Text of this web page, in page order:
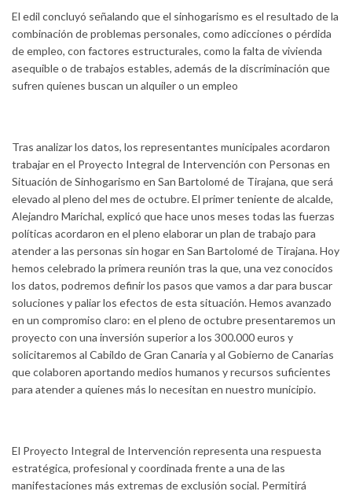
El edil concluyó señalando que el sinhogarismo es el resultado de la
combinación de problemas personales, como adicciones o pérdida
de empleo, con factores estructurales, como la falta de vivienda
asequible o de trabajos estables, además de la discriminación que
sufren quienes buscan un alquiler o un empleo
Tras analizar los datos, los representantes municipales acordaron
trabajar en el Proyecto Integral de Intervención con Personas en
Situación de Sinhogarismo en San Bartolomé de Tirajana, que será
elevado al pleno del mes de octubre. El primer teniente de alcalde,
Alejandro Marichal, explicó que hace unos meses todas las fuerzas
políticas acordaron en el pleno elaborar un plan de trabajo para
atender a las personas sin hogar en San Bartolomé de Tirajana. Hoy
hemos celebrado la primera reunión tras la que, una vez conocidos
los datos, podremos definir los pasos que vamos a dar para buscar
soluciones y paliar los efectos de esta situación. Hemos avanzado
en un compromiso claro: en el pleno de octubre presentaremos un
proyecto con una inversión superior a los 300.000 euros y
solicitaremos al Cabildo de Gran Canaria y al Gobierno de Canarias
que colaboren aportando medios humanos y recursos suficientes
para atender a quienes más lo necesitan en nuestro municipio.
El Proyecto Integral de Intervención representa una respuesta
estratégica, profesional y coordinada frente a una de las
manifestaciones más extremas de exclusión social. Permitirá